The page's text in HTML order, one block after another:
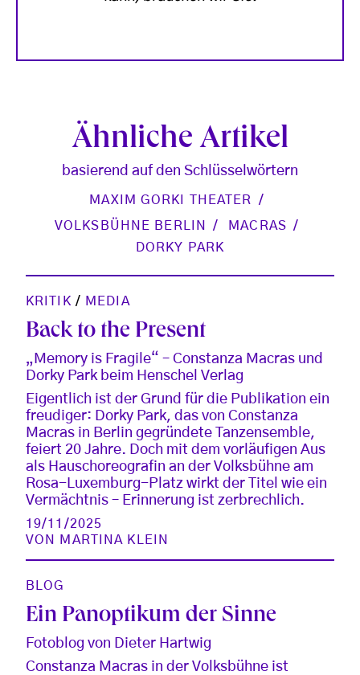
Ähnliche Artikel
basierend auf den Schlüsselwörtern
MAXIM GORKI THEATER
VOLKSBÜHNE BERLIN
MACRAS
DORKY PARK
KRITIK / MEDIA
Back to the Present
„Memory is Fragile“ – Constanza Macras und
Dorky Park beim Henschel Verlag
Eigentlich ist der Grund für die Publikation ein
freudiger: Dorky Park, das von Constanza
Macras in Berlin gegründete Tanzensemble,
feiert 20 Jahre. Doch mit dem vorläufigen Aus
als Hauschoreografin an der Volksbühne am
Rosa-Luxemburg-Platz wirkt der Titel wie ein
Vermächtnis – Erinnerung ist zerbrechlich.
19/11/2025
VON MARTINA KLEIN
BLOG
Ein Panoptikum der Sinne
Fotoblog von Dieter Hartwig
Constanza Macras in der Volksbühne ist